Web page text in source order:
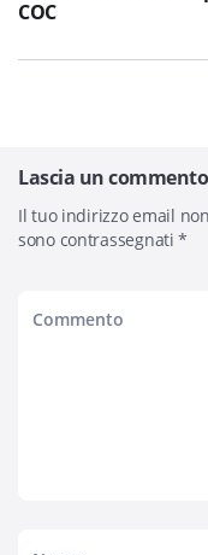
COC
Lascia un commento
Il tuo indirizzo email
sono contrassegnati*